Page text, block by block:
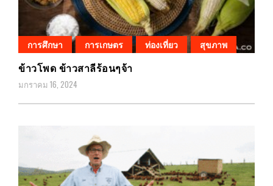
การศึกษา การเกษตร ท่องเที่ยว สุขภาพ
ข้าวโพด ข้าวสาลีร้อนๆจ้า
มกราคม 16, 2024